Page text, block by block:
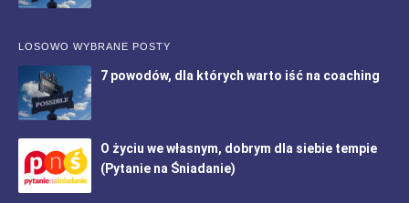
LOSOWO WYBRANE POSTY
7 powodów, dla których warto iść na coaching
O życiu we własnym, dobrym dla siebie tempie
(Pytanie na Śniadanie)